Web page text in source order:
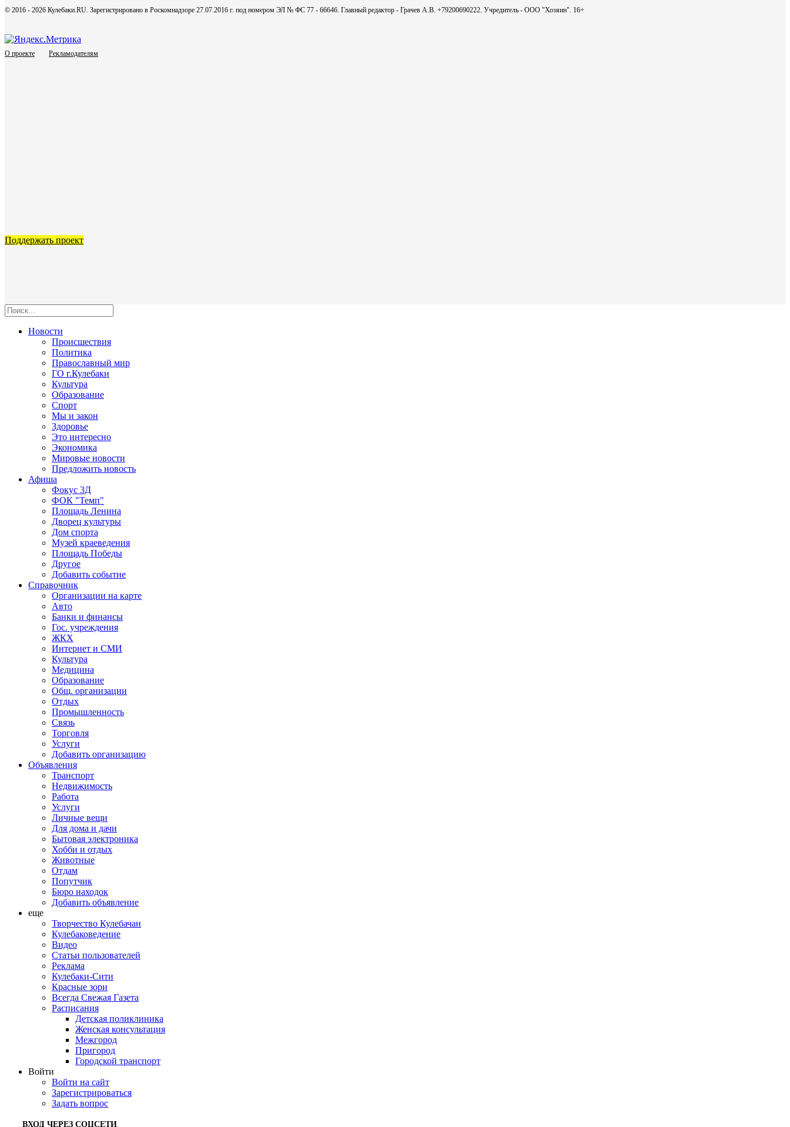
© 2016 - 2026 Кулебаки.RU. Зарегистрировано в Роскомнадзоре 27.07.2016 г. под номером ЭЛ № ФС 77 - 66646. Главный редактор - Грачев А.В. +79200690222. Учредитель - ООО "Хозяин". 16+
О проекте Рекламодателям
Поддержать проект
Новости
Происшествия
Политика
Православный мир
ГО г.Кулебаки
Культура
Образование
Спорт
Мы и закон
Здоровье
Это интересно
Экономика
Мировые новости
Предложить новость
Афиша
Фокус 3Д
ФОК "Темп"
Площадь Ленина
Дворец культуры
Дом спорта
Музей краеведения
Площадь Победы
Другое
Добавить событие
Справочник
Организации на карте
Авто
Банки и финансы
Гос. учреждения
ЖКХ
Интернет и СМИ
Культура
Медицина
Образование
Общ. организации
Отдых
Промышленность
Связь
Торговля
Услуги
Добавить организацию
Объявления
Транспорт
Недвижимость
Работа
Услуги
Личные вещи
Для дома и дачи
Бытовая электроника
Хобби и отдых
Животные
Отдам
Попутчик
Бюро находок
Добавить объявление
еще
Творчество Кулебачан
Кулебаковедение
Видео
Статьи пользователей
Реклама
Кулебаки-Сити
Красные зори
Всегда Свежая Газета
Расписания
Детская поликлиника
Женская консультация
Межгород
Пригород
Городской транспорт
Войти
Войти на сайт
Зарегистрироваться
Задать вопрос
ВХОД ЧЕРЕЗ СОЦСЕТИ